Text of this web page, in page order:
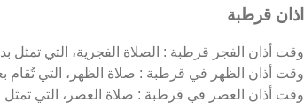
اذان قرطبة
وقت أذان الفجر قرطبة : الصلاة الفجرية، التي تمثل
وقت أذان الظهر في قرطبة : صلاة الظهر، التي تُقام
وقت أذان العصر في قرطبة : صلاة العصر، التي تمثل